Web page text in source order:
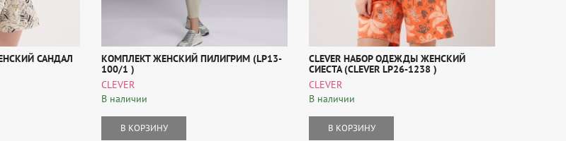
САНДАЛ
КОМПЛЕКТ ЖЕНСКИЙ ПИЛИГРИМ (LP13-
100/1 )
CLEVER
В наличии
В КОРЗИНУ
CLEVER НАБОР ОДЕЖДЫ ЖЕНСКИЙ
СИЕСТА (CLEVER LP26-1238 )
CLEVER
В наличии
В КОРЗИНУ